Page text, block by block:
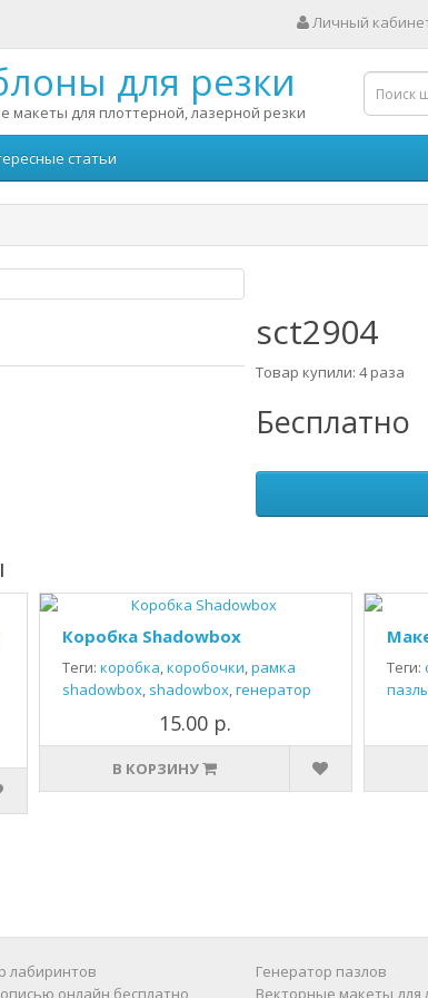
Личный
для резки
макеты для плоттерной, лазерной резки
статьи
sct2904
Товар купили: 4 раза
Бесплатно
Коробка Shadowbox
Теги: коробка,коробочки,рамка
shadowbox, shadowbox,генератор
15.00 р.
В КОРЗИНУ
Теги:
лабиринтов
онлайн бесплатно
Генератор пазлов
Векторные макеты для